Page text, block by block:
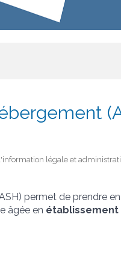
légale et
permet de prendre
âgée en établissement